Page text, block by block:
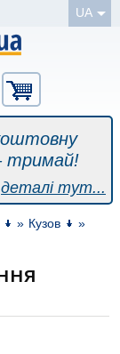
UA
тримай!
деталі тут...
» Кузов
»